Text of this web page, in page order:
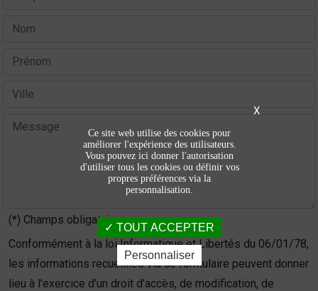
(*) Champs obligatoires
Conformément à la loi Informatique et Libertés du 06/01/78,
les informations recueillies via ce formulaire peuvent donner
lieu à l'exercice d'un droit d'accès, de modification, de
X
Ce site web utilise des cookies pour
améliorer l'expérience des utilisateurs.
Vous pouvez ici donner l'autorisation
d'utiliser tous les cookies ou définir vos
propres préférences via la
personnalisation.
TOUT ACCEPTER
Personnaliser